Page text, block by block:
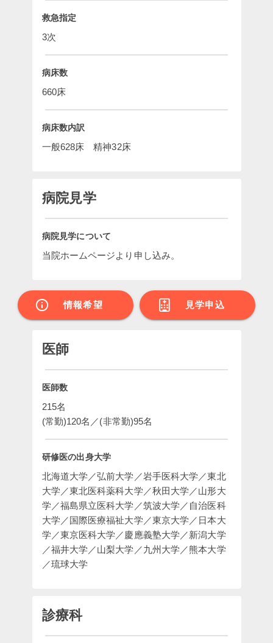
救急指定
3次
病床数
660床
病床数内訳
一般628床　精神32床
病院見学
病院見学について
当院ホームページより申し込み。
情報希望 見学申込
医師
医師数
215名
(常勤)120名／(非常勤)95名
研修医の出身大学
北海道大学／弘前大学／岩手医科大学／東北
大学／東北医科薬科大学／秋田大学／山形大
学／福島県立医科大学／筑波大学／自治医科
大学／国際医療福祉大学／東京大学／日本大
学／東京医科大学／慶應義塾大学／新潟大学
／福井大学／山梨大学／九州大学／熊本大学
／琉球大学
診療科